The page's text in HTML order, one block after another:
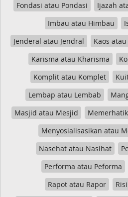
Fondasi atau Pondasi
Ijazah
Imbau atau Himbau
Jenderal atau Jendral
Kaos
Karisma atau Kharisma
Komplit atau Komplet
Lembap atau Lembab
Masjid atau Mesjid
Menyosialisasikan atau
Nasehat atau Nasihat
Performa atau Peforma
Rapot atau Rapor